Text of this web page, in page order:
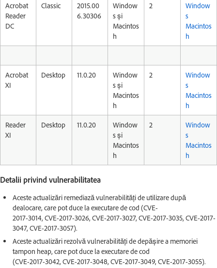
Acrobat
Reader
DC
Classic
2015.00
6.30306
Window
s și
Macintos
h
2
Window
s
Macintos
h
Acrobat
XI
Desktop 11.0.20
Window
s și
Macintos
h
2
Window
s
Macintos
h
Reader
XI
Desktop 11.0.20
Window
s și
Macintos
h
2
Window
s
Macintos
h
Detalii privind vulnerabilitatea
Aceste actualizări remediază vulnerabilități de utilizare după
dealocare, care pot duce la executare de cod (CVE-
2017-3014, CVE-2017-3026, CVE-2017-3027, CVE-2017-3035, CVE-2017-
3047, CVE-2017-3057).
Aceste actualizări rezolvă vulnerabilități de depășire a memoriei
tampon heap, care pot duce la executare de cod
(CVE-2017-3042, CVE-2017-3048, CVE-2017-3049, CVE-2017-3055).